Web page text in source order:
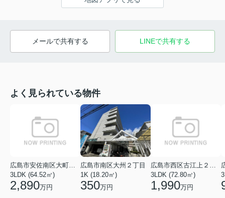
メールで共有する LINEで共有する
よく見られている物件
広島市安佐南区大町東１丁目
3LDK (64.52㎡)
2,890万円
広島市南区大州２丁目
1K (18.20㎡)
350万円
広島市西区古江上２丁目
3LDK (72.80㎡)
1,990万円